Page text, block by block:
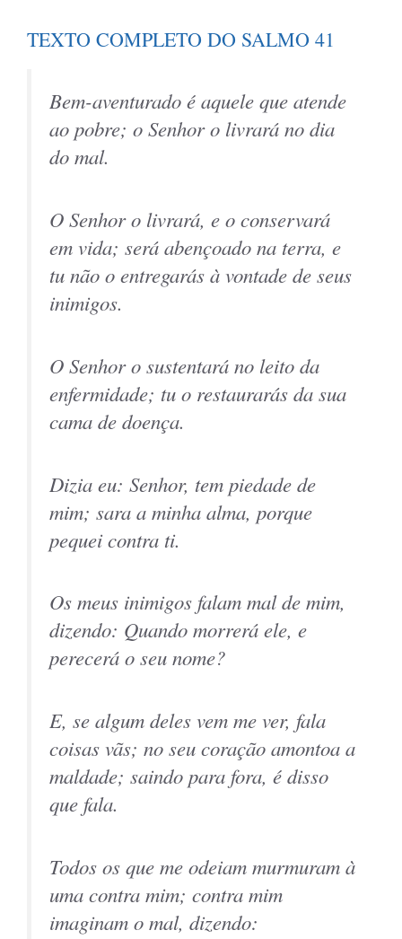
TEXTO COMPLETO DO SALMO 41
Bem-aventurado é aquele que atende
ao pobre; o Senhor o livrará no dia
do mal.
O Senhor o livrará, e o conservará
em vida; será abençoado na terra, e
tu não o entregarás à vontade de seus
inimigos.
O Senhor o sustentará no leito da
enfermidade; tu o restaurarás da sua
cama de doença.
Dizia eu: Senhor, tem piedade de
mim; sara a minha alma, porque
pequei contra ti.
Os meus inimigos falam mal de mim,
dizendo: Quando morrerá ele, e
perecerá o seu nome?
E, se algum deles vem me ver, fala
coisas vãs; no seu coração amontoa a
maldade; saindo para fora, é disso
que fala.
Todos os que me odeiam murmuram à
uma contra mim; contra mim
imaginam o mal, dizendo: